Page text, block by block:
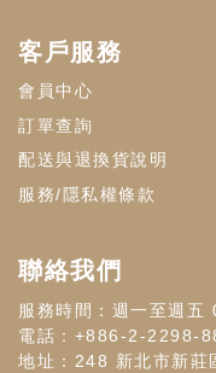
客戶服務
會員中心
訂單查詢
配送與退換貨說明
服務/隱私權條款
聯絡我們
服務時間：週一至週
電話：+886-2-2298-
地址：248 新北市新莊